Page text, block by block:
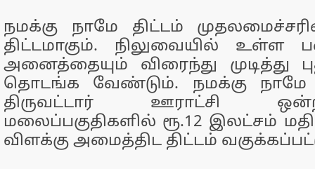
நமக்கு நாமே திட்டம்
திட்டமாகும். நிலுவையில்
அனைத்தையும் விரைந்து முடித்து
தொடங்க வேண்டும். நமக்கு நாமே
திருவட்டார் ஊராட்சி
மலைப்பகுதிகளில் ரூ.12 இலட்சம்
விளக்கு அமைத்திட திட்டம்